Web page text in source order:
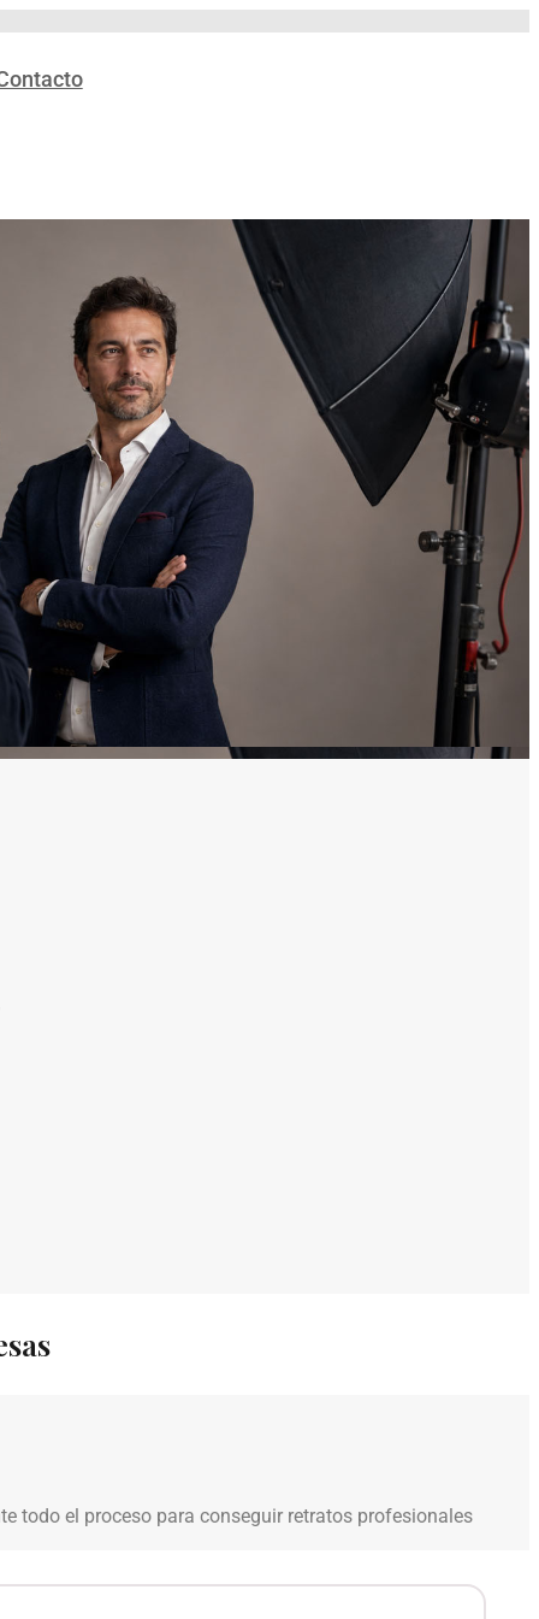
todo el proceso para conseguir retratos profesionales